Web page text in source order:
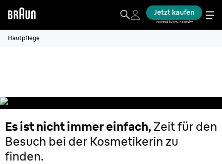
Jetzt kaufen
Powered by THG Ingenuity
Hautpflege
Es ist nicht immer einfach, Zeit für den
Besuch bei der Kosmetikerin zu
finden.